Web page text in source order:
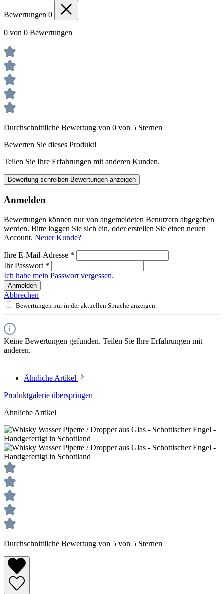
Bewertungen 0
0 von 0 Bewertungen
Durchschnittliche Bewertung von 0 von 5 Sternen
Bewerten Sie dieses Produkt!
Teilen Sie Ihre Erfahrungen mit anderen Kunden.
Bewertung schreiben Bewertungen anzeigen
Anmelden
Bewertungen können nur von angemeldeten Benutzern abgegeben
werden. Bitte loggen Sie sich ein, oder erstellen Sie einen neuen
Account. Neuer Kunde?
Ihre E-Mail-Adresse *
Ihr Passwort *
Ich habe mein Passwort vergessen.
Anmelden
Abbrechen
Bewertungen nur in der aktuellen Sprache anzeigen.
Keine Bewertungen gefunden. Teilen Sie Ihre Erfahrungen mit
anderen.
Ähnliche Artikel
Produktgalerie überspringen
Ähnliche Artikel
Durchschnittliche Bewertung von 5 von 5 Sternen